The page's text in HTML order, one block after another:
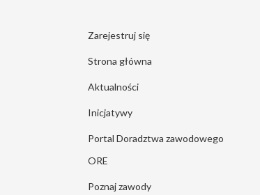
Zarejestruj się
Strona główna
Aktualności
Inicjatywy
Portal Doradztwa zawodowego
ORE
Poznaj zawody